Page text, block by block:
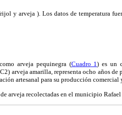
y arveja ). Los datos de temperatura
arveja pequinegra (Cuadro 1) es un
arveja amarilla, representa ocho años
artesanal para su producción comercial
arveja recolectadas en el municipio Rafael